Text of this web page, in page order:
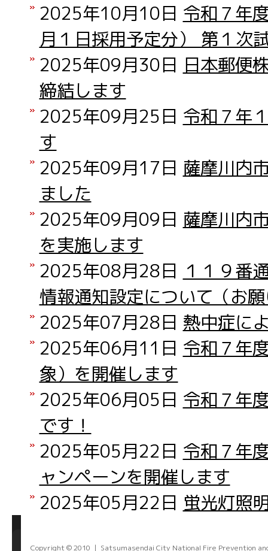
2025年10月10日 令和７年
月１日採用予定分） 第１次
2025年09月30日 日本郵便
締結します
2025年09月25日 令和７年
す
2025年09月17日 薩摩川内
ました
2025年09月09日 薩摩川内
を実施します
2025年08月28日 １１９番
情報通知設定について（お
2025年07月28日 熱中症に
2025年06月11日 令和７年
象）を開催します
2025年06月05日 令和７年
です！
2025年05月22日 令和７年
ャンペーンを開催します
2025年05月22日 蛍光灯照
Copyright © 2010 | Satsumasendai City National Fire Prevention